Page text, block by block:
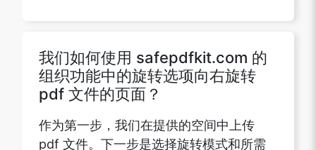
我们如何使用 safepdfkit.com 的
组织功能中的旋转选项向右旋转
pdf 文件的页面？
作为第一步，我们在提供的空间中上传
pdf 文件。下一步是选择旋转模式和所需